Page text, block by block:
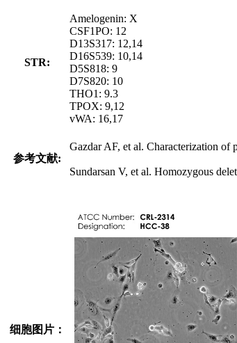
STR:
Amelogenin: X
CSF1PO: 12
D13S317: 12,14
D16S539: 10,14
D5S818: 9
D7S820: 10
THO1: 9.3
TPOX: 9,12
vWA: 16,17
参考文献:
Gazdar AF, et al. Characterization of
Sundarsan V, et al. Homozygous
细胞图片：